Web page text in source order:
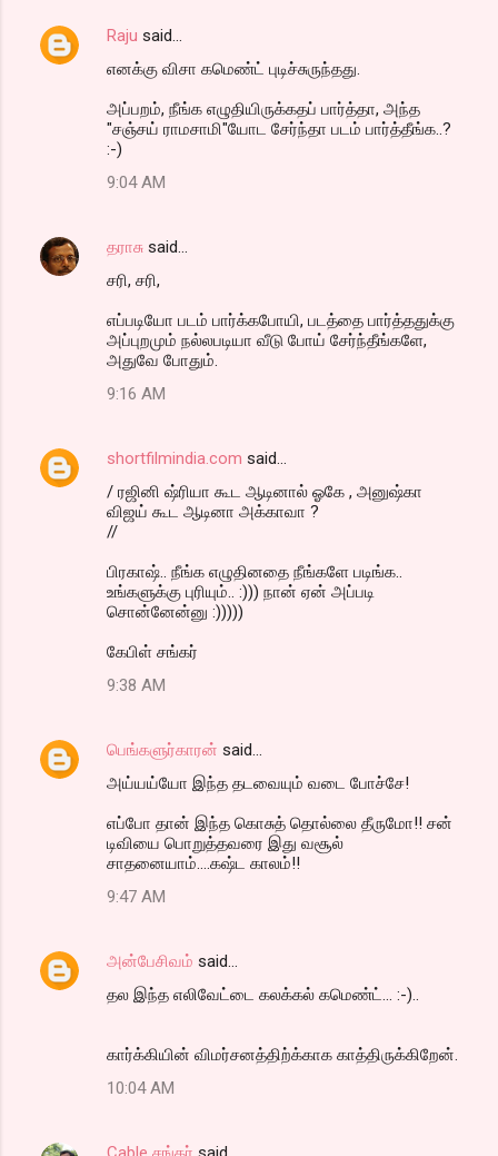
Raju said…
எனக்கு விசா கமெண்ட் புடிச்சுருந்தது.
அப்பறம், நீங்க எழுதியிருக்கதப் பார்த்தா, அந்த
"சஞ்சய் ராமசாமி"யோட சேர்ந்தா படம் பார்த்தீங்க..?
:-)
9:04 AM
தராசு said…
சரி, சரி,
எப்படியோ படம் பார்க்கபோயி, படத்தை பார்த்ததுக்கு
அப்புறமும் நல்லபடியா வீடு போய் சேர்ந்தீங்களே,
அதுவே போதும்.
9:16 AM
shortfilmindia.com said…
/ ரஜினி ஷ்ரியா கூட ஆடினால் ஓகே , அனுஷ்கா
விஜய் கூட ஆடினா அக்காவா ?
//
பிரகாஷ்.. நீங்க எழுதினதை நீங்களே படிங்க..
உங்களுக்கு புரியும்.. :))) நான் ஏன் அப்படி
சொன்னேன்னு :)))))
கேபிள் சங்கர்
9:38 AM
பெங்களுர்காரன் said…
அய்யய்யோ இந்த தடவையும் வடை போச்சே!
எப்போ தான் இந்த கொசுத் தொல்லை தீருமோ!! சன்
டிவியை பொறுத்தவரை இது வசூல்
சாதனையாம்....கஷ்ட காலம்!!
9:47 AM
அன்பேசிவம் said…
தல இந்த எலிவேட்டை கலக்கல் கமெண்ட்... :-)..
கார்க்கியின் விமர்சனத்திற்க்காக காத்திருக்கிறேன்.
10:04 AM